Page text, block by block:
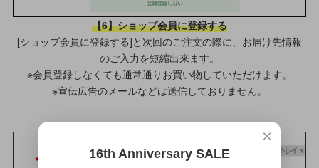
【6】ショップ会員に登録する
[ショップ会員に登録する]と次回のご注文の際に、お届け先情報
のご入力を短縮出来ます。
※会員登録しなくても通常通りお買い物していただけます。
※宣伝広告のメールなどは送信しておりません。
×
16th Anniversary SALE